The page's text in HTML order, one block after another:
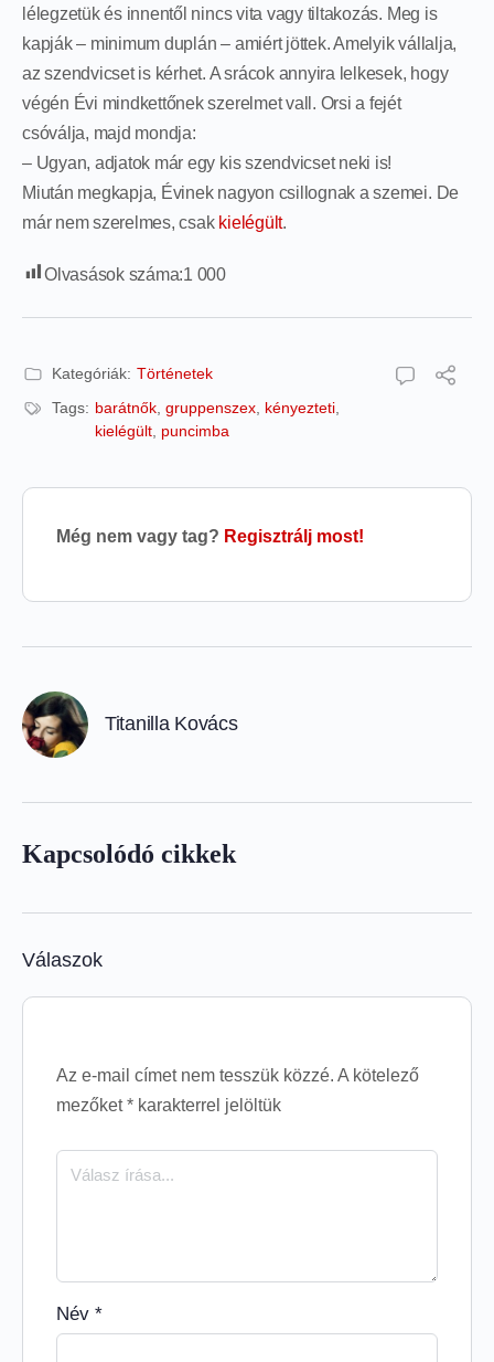
lélegzetük és innentől nincs vita vagy tiltakozás. Meg is
kapják – minimum duplán – amiért jöttek. Amelyik vállalja,
az szendvicset is kérhet. A srácok annyira lelkesek, hogy
végén Évi mindkettőnek szerelmet vall. Orsi a fejét
csóválja, majd mondja:
– Ugyan, adjatok már egy kis szendvicset neki is!
Miután megkapja, Évinek nagyon csillognak a szemei. De
már nem szerelmes, csak kielégült.
Olvasások száma:1 000
Kategóriák: Történetek
Tags: barátnők gruppenszex kényezteti
kielégült puncimba
Még nem vagy tag? Regisztrálj most!
Titanilla Kovács
Kapcsolódó cikkek
Válaszok
Az e-mail címet nem tesszük közzé. A kötelező
mezőket* karakterrel jelöltük
Név *